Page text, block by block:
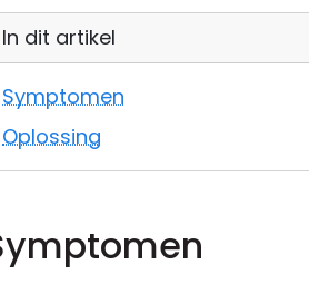
In dit artikel
Symptomen
Oplossing